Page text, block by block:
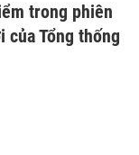
trong phiên
của Tổng thống